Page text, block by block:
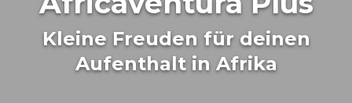
Kleine Freuden für deinen
Aufenthalt in Afrika